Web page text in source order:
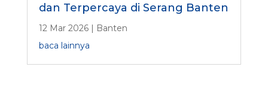
dan Terpercaya di Serang Banten
12 Mar 2026| Banten
baca lainnya